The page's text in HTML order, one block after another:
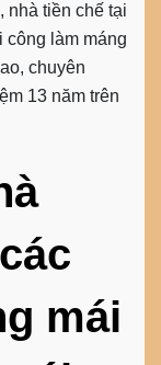
nhà tiền chế tại
công làm máng
chuyên
13 năm trên
mái